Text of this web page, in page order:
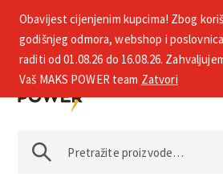
+385 1 2002 575
Obavijest cijenjenim kupcima! Zbog
godišnjeg odmora, webshop i poslovnica
raditi od 01.08.26 do 16.08.26.
Vaš MAKS POWER team Zatvori